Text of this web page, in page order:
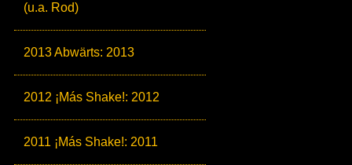
(u.a. Rod)
2013 Abwärts: 2013
2012 ¡Más Shake!: 2012
2011 ¡Más Shake!: 2011